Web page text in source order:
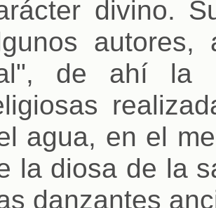
divino.
de ahí la
agua, en el
la diosa de la
danzantes